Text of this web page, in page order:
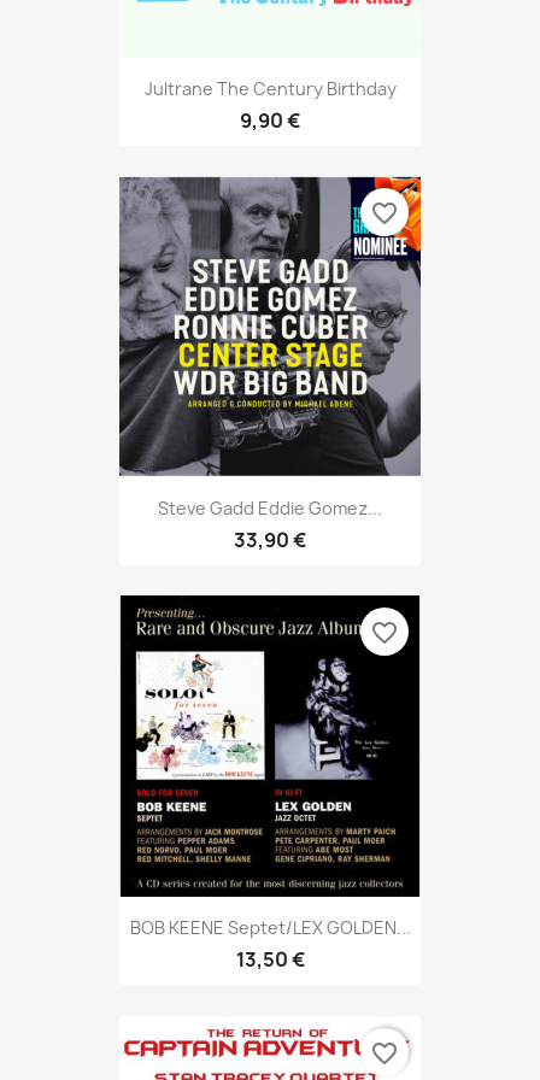
Jultrane The Century Birthday
9,90 €
Steve Gadd Eddie Gomez...
33,90 €
favorite_border
BOB KEENE Septet/LEX GOLDEN...
13,50 €
favorite_border
favorite_border